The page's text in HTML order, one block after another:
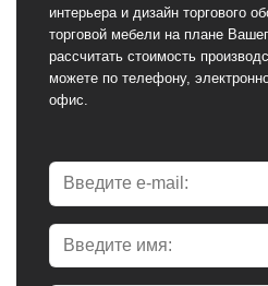
интерьера и дизайн торгового
торговой мебели на плане
рассчитать стоимость
можете по телефону,
офис.